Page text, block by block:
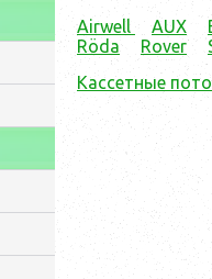
Airwell AUX
Röda
Rover
Кассетные